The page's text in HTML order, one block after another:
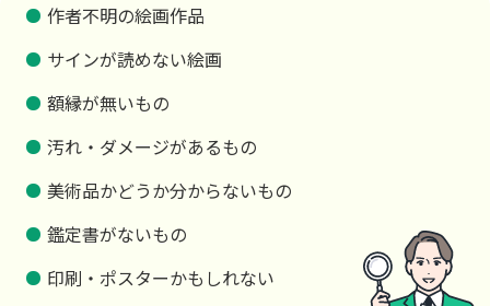
作者不明の絵画作品
サインが読めない絵画
額縁が無いもの
汚れ・ダメージがあるもの
美術品かどうか分からないもの
鑑定書がないもの
印刷・ポスターかもしれない